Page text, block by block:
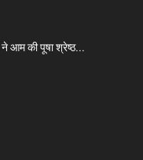
ने आम की पूषा श्रेष्ठ...